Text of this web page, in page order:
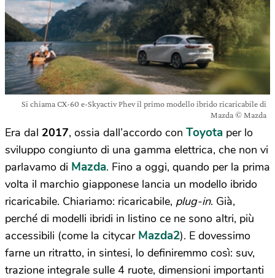
Si chiama CX-60 e-Skyactiv Phev il primo modello ibrido ricaricabile di
Mazda © Mazda
Era dal 2017, ossia dall’accordo con Toyota per lo
sviluppo congiunto di una gamma elettrica, che non vi
parlavamo di Mazda. Fino a oggi, quando per la prima
volta il marchio giapponese lancia un modello ibrido
ricaricabile. Chiariamo: ricaricabile, plug-in. Già,
perché di modelli ibridi in listino ce ne sono altri, più
accessibili (come la citycar Mazda2). E dovessimo
farne un ritratto, in sintesi, lo definiremmo così: suv,
trazione integrale sulle 4 ruote, dimensioni importanti